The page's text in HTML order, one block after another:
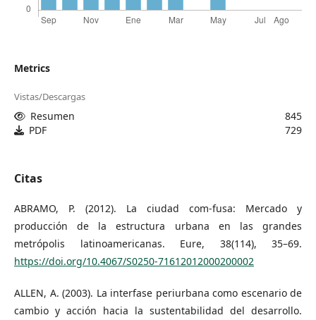
Metrics
Vistas/Descargas
Resumen
845
PDF
729
Citas
ABRAMO, P. (2012). La ciudad com-fusa: Mercado y
producción de la estructura urbana en las grandes
metrópolis latinoamericanas. Eure, 38(114), 35–69.
https://doi.org/10.4067/S0250-71612012000200002
ALLEN, A. (2003). La interfase periurbana como escenario de
cambio y acción hacia la sustentabilidad del desarrollo.